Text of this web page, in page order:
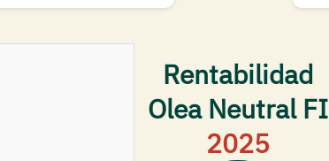
Rentabilidad
Olea Neutral FI
2025